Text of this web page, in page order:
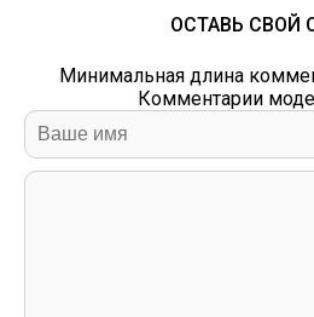
ОСТАВЬ СВОЙ
Минимальная длина
Комментарии